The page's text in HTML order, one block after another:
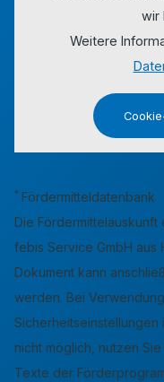
wir
Weitere
* Fördermitteldatenbank
Die
febis Service GmbH
Dokument kann
werden. Bei
nicht möglich, nutzen
Texte der